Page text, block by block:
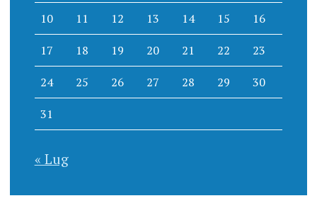
10 11 12 13 14 15 16
17 18 19 20 21 22 23
24 25 26 27 28 29 30
31
« Lug